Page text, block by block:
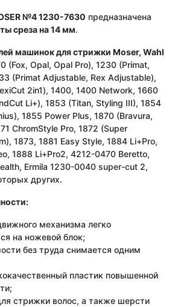
№4 1230-7630 предназначена
среза на 14 мм.
машинокдлястрижки Moser, Wahl
(Fox, Opal, Opal Pro), 1230 (Primat,
(Primat Adjustable, Rex Adjustable),
2in1), 1400, 1400 Network, 1660
Li+), 1853 (Titan, Styling III), 1854
1855 Power Plus, 1870 (Bravura,
ChromStyle Pro, 1872 (Super
1873, 1881 Easy Style, 1884 Li+Pro,
1888 Li+Pro2, 4212-0470 Beretto,
Ermila 1230-0040 super-cut 2,
других.
механизма легко
на ножевой блок;
без труда снимается одним
пластик повышенной
стрижки волос, а также шерсти